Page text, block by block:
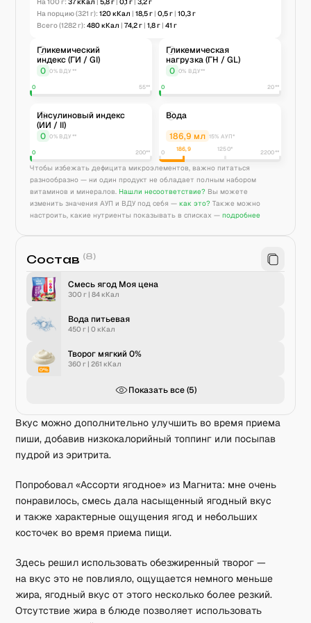
На порцию(321 г): 120кКал | 18,5г | 0,5г | 10,3г
Всего(1282 г): 480кКал | 74,2г | 1,8г | 41 г
Гликемический
индекс (ГИ / GI)
0 0% ВДУ**
0 55**
Гликемическая
нагрузка (ГН / GL)
0 0% ВДУ**
0 20**
Инсулиновый индекс
(ИИ / II)
0 0% ВДУ**
0 200**
Вода
186,9 мл 15% АУП*
0 186,9 1250* 2200**
Чтобы избежать дефицита микроэлементов, важно питаться
разнообразно — ни один продукт не обладает полным набором
витаминов и минералов. Нашли несоответствие? Вы можете
изменить значения АУП и ВДУ под себя — как это? Также можно
настроить, какие нутриенты показывать в списках — подробнее
Вкус можно дополнительно улучшить во время приема
пиши, добавив низкокалорийный топпинг или посыпав
пудрой из эритрита.
Попробовал «Ассорти ягодное» из Магнита: мне очень
понравилось, смесь дала насыщенный ягодный вкус
и также характерные ощущения ягод и небольших
косточек во время приема пищи.
Здесь решил использовать обезжиренный творог —
на вкус это не повлияло, ощущается немного меньше
жира, ягодный вкус от этого несколько более резкий.
Отсутствие жира в блюде позволяет использовать
Состав (8)
Смесь ягод Моя цена
300 г |84кКал
Вода питьевая
450 г |0кКал
Творог мягкий 0%
360 г |261 кКал
Показать все (5)